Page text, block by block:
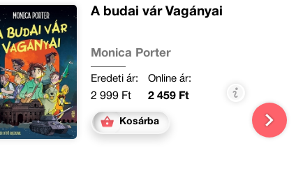
A budai vár Vagányai
Monica Porter
Eredeti ár:
2 999 Ft
Online ár:
2 459 Ft
Kosárba